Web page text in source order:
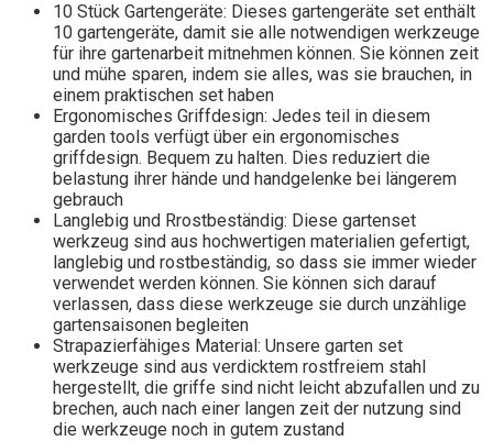
10 Stück Gartengeräte: Dieses gartengeräte set enthält
10 gartengeräte, damit sie alle notwendigen werkzeuge
für ihre gartenarbeit mitnehmen können. Sie können zeit
und mühe sparen, indem sie alles, was sie brauchen, in
einem praktischen set haben
Ergonomisches Griffdesign: Jedes teil in diesem
garden tools verfügt über ein ergonomisches
griffdesign. Bequem zu halten. Dies reduziert die
belastung ihrer hände und handgelenke bei längerem
gebrauch
Langlebig und Rrostbeständig: Diese gartenset
werkzeug sind aus hochwertigen materialien gefertigt,
langlebig und rostbeständig, so dass sie immer wieder
verwendet werden können. Sie können sich darauf
verlassen, dass diese werkzeuge sie durch unzählige
gartensaisonen begleiten
Strapazierfähiges Material: Unsere garten set
werkzeuge sind aus verdicktem rostfreiem stahl
hergestellt, die griffe sind nicht leicht abzufallen und zu
brechen, auch nach einer langen zeit der nutzung sind
die werkzeuge noch in gutem zustand